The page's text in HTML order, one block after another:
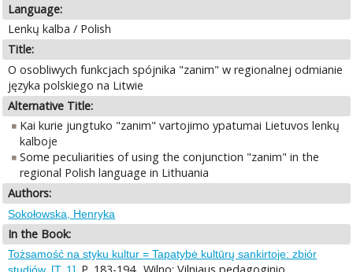
Language:
Lenkų kalba / Polish
Title:
O osobliwych funkcjach spójnika "zanim" w regionalnej odmianie
języka polskiego na Litwie
Alternative Title:
Kai kurie jungtuko "zanim" vartojimo ypatumai Lietuvos lenkų
kalboje
Some peculiarities of using the conjunction "zanim" in the
regional Polish language in Lithuania
Authors:
Sokołowska, Henryka
In the Book:
Tożsamość na styku kultur = Tapatybė kultūrų sankirtoje: zbiór